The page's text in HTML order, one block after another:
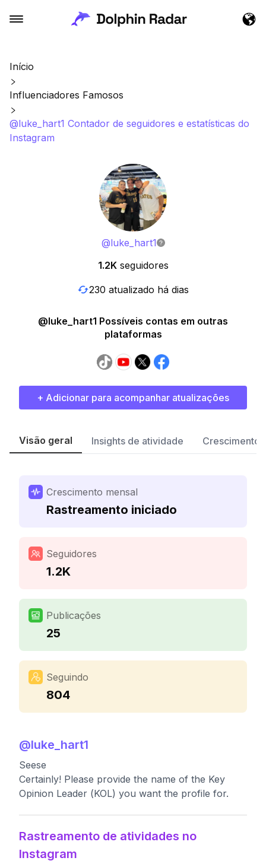
Início
Influenciadores Famosos
@luke_hart1 Contador de seguidores e estatísticas do
Instagram
@luke_hart1
1.2K seguidores
230 atualizado há dias
@luke_hart1 Possíveis contas em outras
plataformas
+ Adicionar para acompanhar atualizações
Visão geral Insights de atividade Crescimento
Crescimento mensal
Rastreamento iniciado
Seguidores
1.2K
Publicações
25
Seguindo
804
@luke_hart1
Seese
Certainly! Please provide the name of the Key
Opinion Leader (KOL) you want the profile for.
Rastreamento de atividades no
Instagram